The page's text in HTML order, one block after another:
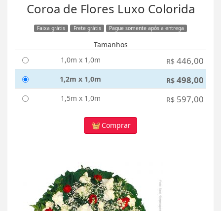
Coroa de Flores Luxo Colorida
Faixa grátis Frete grátis Pague somente após a entrega
Tamanhos
1,0m x 1,0m
R$ 446,00
1,2m x 1,0m R$ 498,00
1,5m x 1,0m R$ 597,00
Comprar